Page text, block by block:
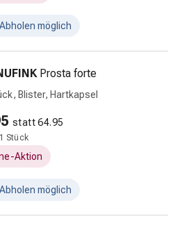
möglich
Prosta forte
Blister, Hartkapsel
statt 64.95
Stück
Aktion
möglich